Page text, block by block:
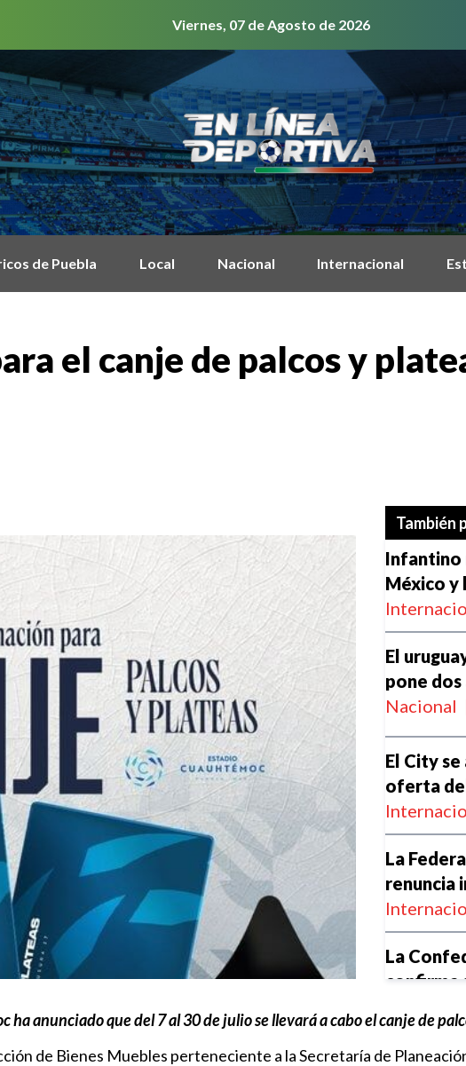
Viernes, 07 de Agosto de 2026
de Puebla Local Nacional Internacional
el canje de palcos y
También
Infantino
México y
El
pone
Nacional
El City
oferta
La
renuncia
La
confirma
Portland
anunciado que del 7 al 30 de julio se llevará a cabo el canje de
de Bienes Muebles perteneciente a la Secretaría de